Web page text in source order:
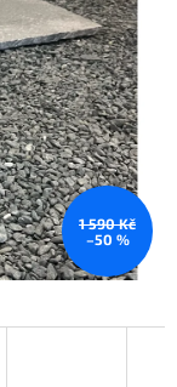
1 590 Kč
–50 %